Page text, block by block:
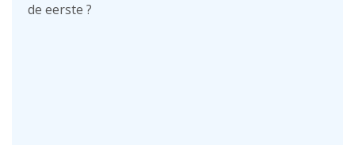
de eerste ?